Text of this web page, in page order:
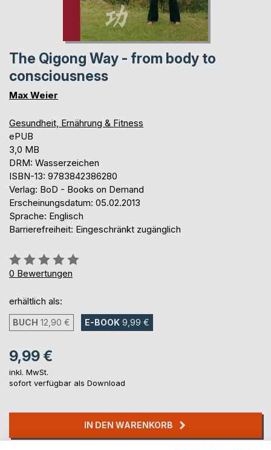
The Qigong Way - from body to
consciousness
Max Weier
Gesundheit, Ernährung & Fitness
ePUB
3,0 MB
DRM: Wasserzeichen
ISBN-13: 9783842386280
Verlag: BoD - Books on Demand
Erscheinungsdatum: 05.02.2013
Sprache: Englisch
Barrierefreiheit: Eingeschränkt zugänglich
Bewertung::
0%
0 Bewertungen
erhältlich als:
BUCH 12,90 € E-BOOK 9,99 €
9,99 €
inkl. MwSt.
sofort verfügbar als Download
IN DEN WARENKORB